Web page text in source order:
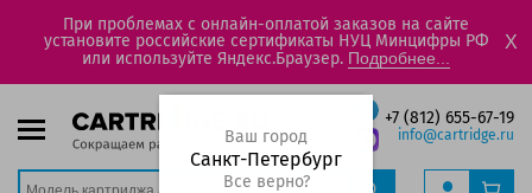
При проблемах с онлайн-оплатой заказов на сайте
установите российские сертификаты НУЦ Минцифры РФ
или используйте Яндекс.Браузер. Подробнее...
X
+7 (812) 655-67-19
info@cartridge.ru
Ваш город
Санкт-Петербург
Все верно?